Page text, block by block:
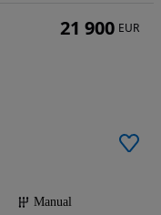
Manual
21 900 EUR